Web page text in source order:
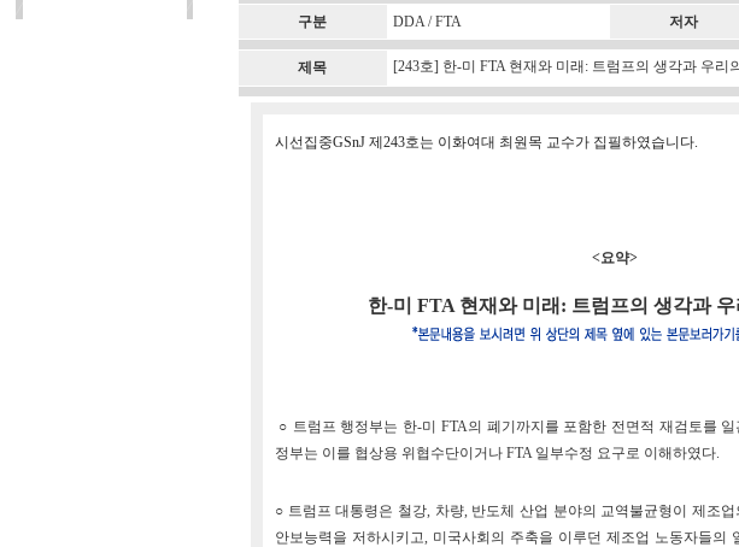
구분 DDA / FTA 저자
제목 [243호] 한-미 FTA 현재와 미래: 트럼프의 생각과 우리
시선집중GSnJ 제243호는 이화여대 최원목 교수가 집필하였습니다.
<요약>
한-미 FTA 현재와 미래: 트럼프의 생각과
○ 트럼프 행정부는 한-미 FTA의 폐기까지를 포함한 전면적 재검토를
정부는 이를 협상용 위협수단이거나 FTA 일부수정 요구로 이해하였다.
○ 트럼프 대통령은 철강, 차량, 반도체 산업 분야의 교역불균형이 제조
안보능력을 저하시키고, 미국사회의 주축을 이루던 제조업 노동자들의